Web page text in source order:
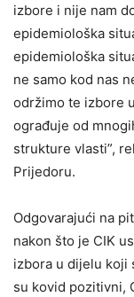
izbore i nije nam
epidemiološka
epidemiološka
ne samo kod nas
održimo te izbore
ograđuje od
strukture vlasti”,
Prijedoru.
Odgovarajući na
nakon što je CIK
izbora u dijelu koji
su kovid pozitivni,